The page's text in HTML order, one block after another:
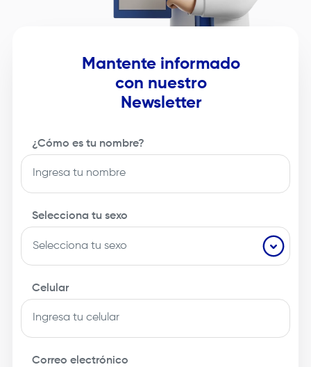
Mantente informado
con nuestro
Newsletter
¿Cómo es tu nombre?
Selecciona tu sexo
Celular
Correo electrónico